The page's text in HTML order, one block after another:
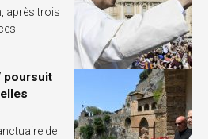
après trois
poursuit
de